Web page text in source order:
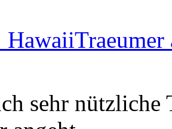
sehr nützliche